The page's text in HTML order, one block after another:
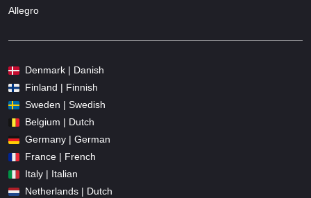
Allegro
Denmark | Danish
Finland | Finnish
Sweden | Swedish
Belgium | Dutch
Germany | German
France | French
Italy | Italian
Netherlands | Dutch